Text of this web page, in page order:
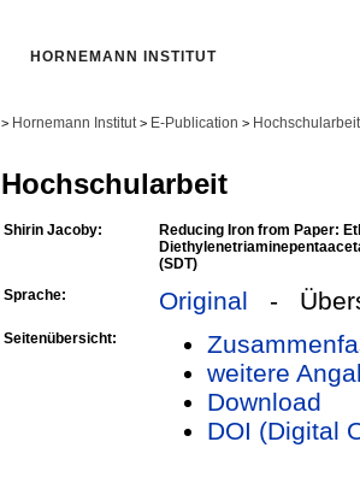
HORNEMANN INSTITUT
> Hornemann Institut > E-Publication >
Hochschularbeit
Shirin Jacoby:
Reducing Iron from Paper:
(SDT)
Sprache:
Original -
Seitenübersicht:
weitere
Download
DOI (Digital